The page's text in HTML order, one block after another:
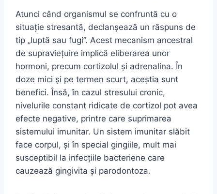
Atunci când organismul se confruntă cu o
situație stresantă, declanșează un răspuns de
tip „luptă sau fugi”. Acest mecanism ancestral
de supraviețuire implică eliberarea unor
hormoni, precum cortizolul și adrenalina. În
doze mici și pe termen scurt, aceștia sunt
benefici. Însă, în cazul stresului cronic,
nivelurile constant ridicate de cortizol pot avea
efecte negative, printre care suprimarea
sistemului imunitar. Un sistem imunitar slăbit
face corpul, și în special gingiile, mult mai
susceptibil la infecțiile bacteriene care
cauzează gingivita și parodontoza.